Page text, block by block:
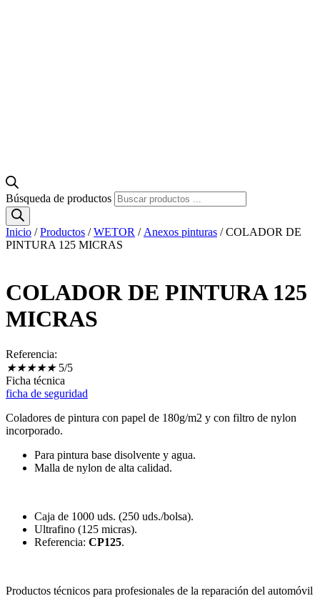
Búsqueda de productos
Inicio /Productos /WETOR / Anexos pinturas / COLADOR DE
PINTURA 125 MICRAS
COLADOR DE PINTURA 125
MICRAS
Referencia:
★★★★★ 5/5
Ficha técnica
ficha de seguridad
Coladores de pintura con papel de 180g/m2 y con filtro de nylon
incorporado.
Para pintura base disolvente y agua.
Malla de nylon de alta calidad.
Caja de 1000 uds. (250 uds./bolsa).
Ultrafino (125 micras).
Referencia: CP125.
Productos técnicos para profesionales de la reparación del automóvil